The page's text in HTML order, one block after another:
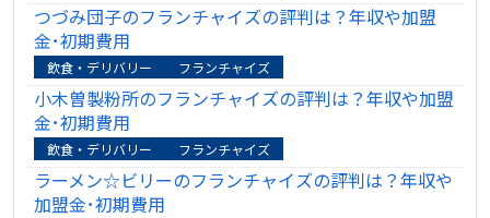
つづみ団子のフランチャイズの評判は？年収や加盟
金･初期費用
飲食・デリバリー フランチャイズ
小木曽製粉所のフランチャイズの評判は？年収や加盟
金･初期費用
飲食・デリバリー フランチャイズ
ラーメン☆ビリーのフランチャイズの評判は？年収や
加盟金･初期費用